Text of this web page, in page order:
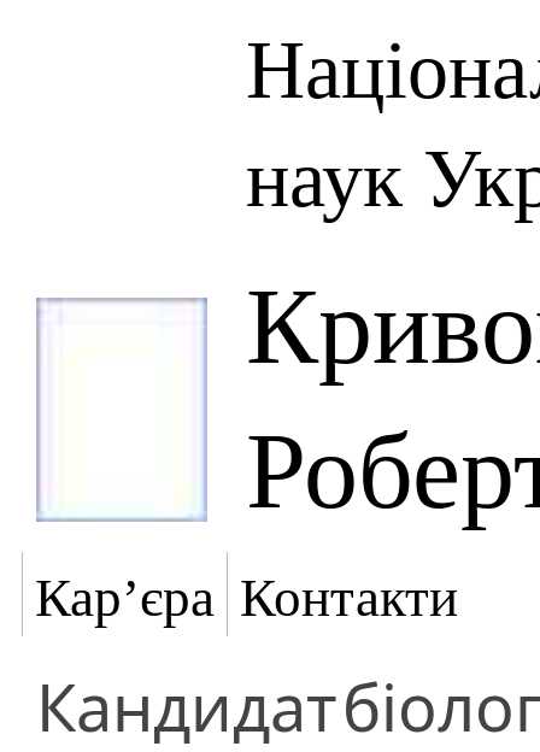
наук
Кар’єра Контакти
Кандидат